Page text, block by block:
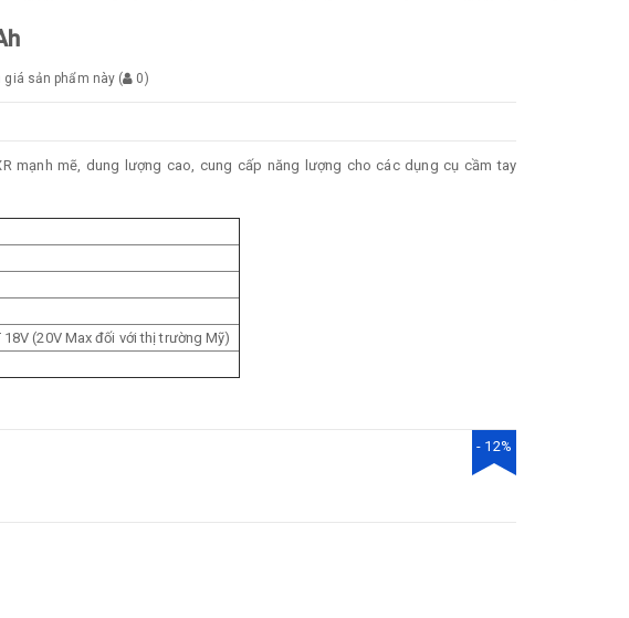
giá sản phẩm này ( 0)
mạnh mẽ, dung lượng cao, cung cấp năng lượng cho các dụng cụ cầm tay
(20V Max đối với thị trường Mỹ)
- 12%